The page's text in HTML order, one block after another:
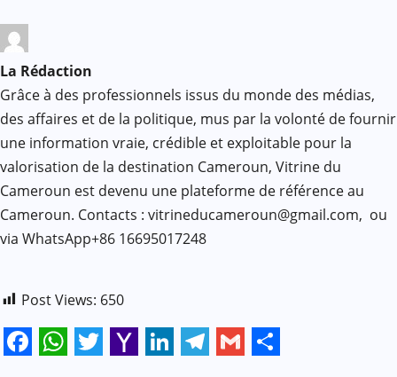
La Rédaction
Grâce à des professionnels issus du monde des médias,
des affaires et de la politique, mus par la volonté de fournir
une information vraie, crédible et exploitable pour la
valorisation de la destination Cameroun, Vitrine du
Cameroun est devenu une plateforme de référence au
Cameroun. Contacts : vitrineducameroun@gmail.com, ou
via WhatsApp+86 16695017248
Post Views: 650